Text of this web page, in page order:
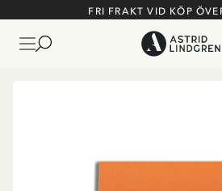
FRI FRAKT VID KÖP